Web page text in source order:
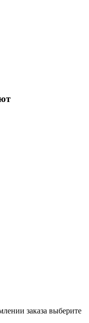
заказа выберите